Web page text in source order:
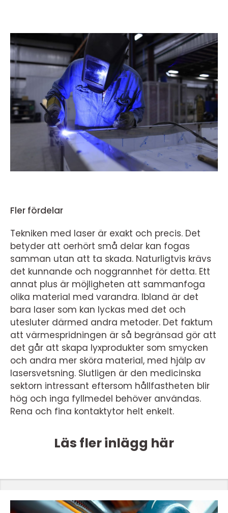
Fler fördelar
Tekniken med laser är exakt och precis. Det
betyder att oerhört små delar kan fogas
samman utan att ta skada. Naturligtvis krävs
det kunnande och noggrannhet för detta. Ett
annat plus är möjligheten att sammanfoga
olika material med varandra. Ibland är det
bara laser som kan lyckas med det och
utesluter därmed andra metoder. Det faktum
att värmespridningen är så begränsad gör att
det går att skapa lyxprodukter som smycken
och andra mer sköra material, med hjälp av
lasersvetsning. Slutligen är den medicinska
sektorn intressant eftersom hållfastheten blir
hög och inga fyllmedel behöver användas.
Rena och fina kontaktytor helt enkelt.
Läs fler inlägg här